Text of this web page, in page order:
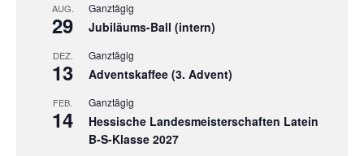
AUG.
29
Ganztägig
Jubiläums-Ball (intern)
DEZ.
13
Ganztägig
Adventskaffee (3. Advent)
FEB.
14
Ganztägig
Hessische Landesmeisterschaften Latein
B-S-Klasse 2027